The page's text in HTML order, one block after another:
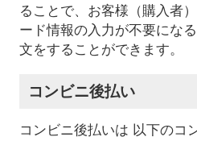
ることで、お客様（購入者
ード情報の入力が不要にな
文をすることができます。
コンビニ後払い
コンビニ後払いは 以下のコ